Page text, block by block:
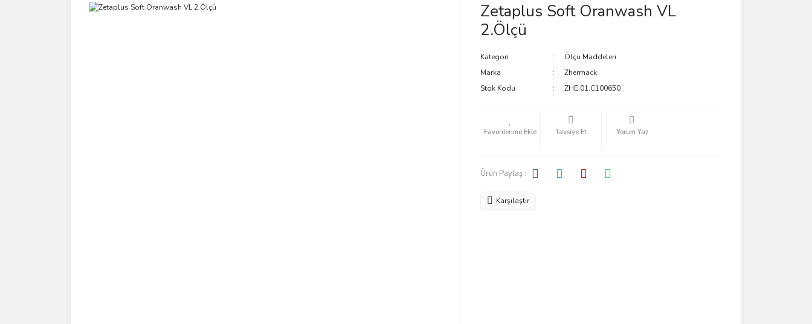
Zetaplus Soft Oranwash VL
2.Ölçü
Kategori
Ölçü Maddeleri
Marka
Zhermack
Stok Kodu
ZHE.01.C100650
Tavsiye Et Yorum Yaz
Ürün Paylaş :
Karşılaştır